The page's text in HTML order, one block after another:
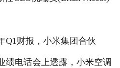
财报，小米集团合伙
绩电话会上透露，小米空调